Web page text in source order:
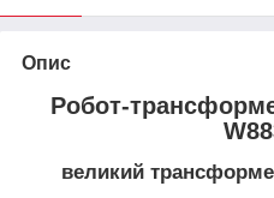
Опис
Робот-
великий